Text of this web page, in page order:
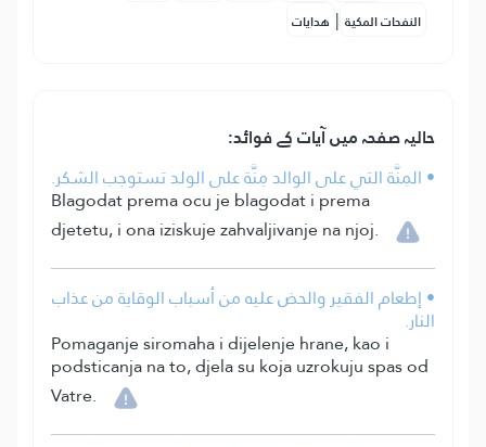
النفحات المكية | هدايات
حالیہ صفحہ میں آیات کے فوائد:
• المِنَّة التي على الوالد مِنَّة على الولد تستوجب الشكر.
Blagodat prema ocu je blagodat i prema
djetetu, i ona iziskuje zahvaljivanje na njoj.
• إطعام الفقير والحض عليه من أسباب الوقاية من عذاب
النار.
Pomaganje siromaha i dijelenje hrane, kao i
podsticanja na to, djela su koja uzrokuju spas od
Vatre.